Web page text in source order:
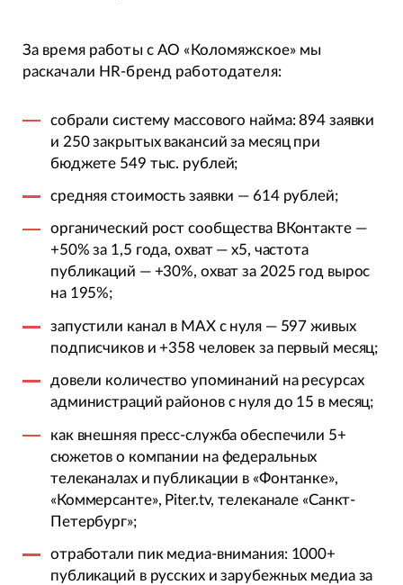
За время работы с АО «Коломяжское» мы
раскачали HR-бренд работодателя:
собрали систему массового найма: 894 заявки
и 250 закрытых вакансий за месяц при
бюджете 549 тыс. рублей;
средняя стоимость заявки — 614 рублей;
органический рост сообщества ВКонтакте —
+50% за 1,5 года, охват — х5, частота
публикаций — +30%, охват за 2025 год вырос
на 195%;
запустили канал в MAX с нуля — 597 живых
подписчиков и +358 человек за первый месяц;
довели количество упоминаний на ресурсах
администраций районов с нуля до 15 в месяц;
как внешняя пресс-служба обеспечили 5+
сюжетов о компании на федеральных
телеканалах и публикации в «Фонтанке»,
«Коммерсанте», Piter.tv, телеканале «Санкт-
Петербург»;
отработали пик медиа-внимания: 1000+
публикаций в русских и зарубежных медиа за